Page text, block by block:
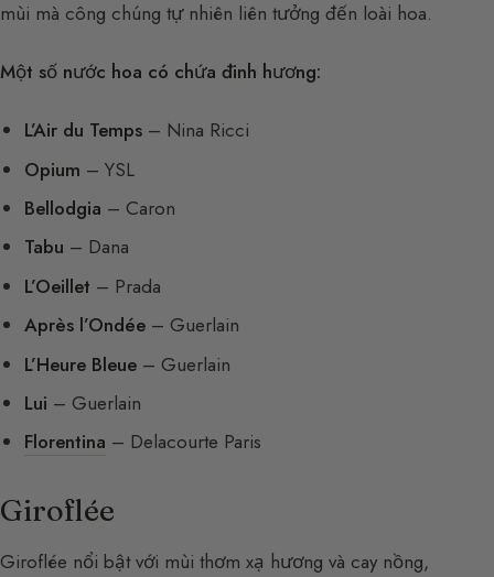
mùi mà công chúng tự nhiên liên tưởng đến loài hoa.
Một số nước hoa có chứa đinh hương:
L’Air du Temps – Nina Ricci
Opium – YSL
Bellodgia – Caron
Tabu – Dana
L’Oeillet – Prada
Après l’Ondée – Guerlain
L’Heure Bleue – Guerlain
Lui – Guerlain
Florentina – Delacourte Paris
Giroflée
Giroflée nổi bật với mùi thơm xạ hương và cay nồng,